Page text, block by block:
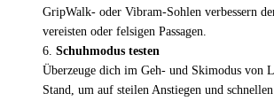
GripWalk- oder Vibram-Sohlen verbessern
vereisten oder felsigen Passagen.
Schuh­modus testen
Überzeuge dich im Geh- und Skimodus von
Stand, um auf steilen Anstiegen und